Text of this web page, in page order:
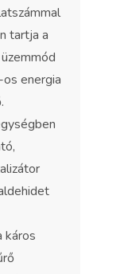
tartja a
energia
káros